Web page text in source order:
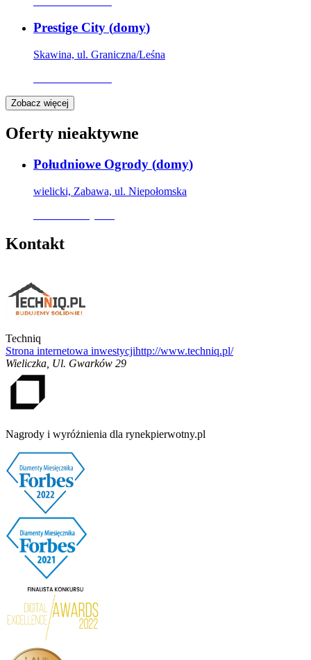
Prestige City (domy)
Skawina, ul. Graniczna/Leśna
Zobacz więcej
Oferty nieaktywne
Południowe Ogrody (domy)
wielicki, Zabawa, ul. Niepołomska
Kontakt
Techniq
Strona internetowa inwestycjihttp://www.techniq.pl/
Wieliczka Ul. Gwarków 29
Nagrody i wyróżnienia dla rynekpierwotny.pl